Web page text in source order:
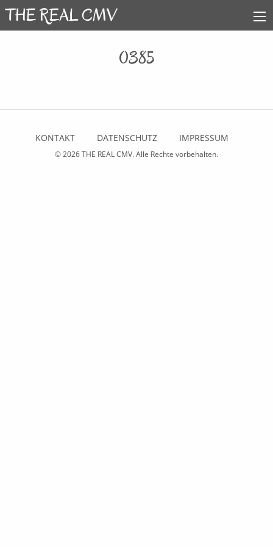
0385
KONTAKT DATENSCHUTZ IMPRESSUM
© 2026THE REAL CMV. Alle Rechte vorbehalten.